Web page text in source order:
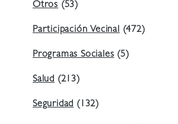
Otros (53)
Participación Vecinal (472)
Programas Sociales (5)
Salud (213)
Seguridad (132)